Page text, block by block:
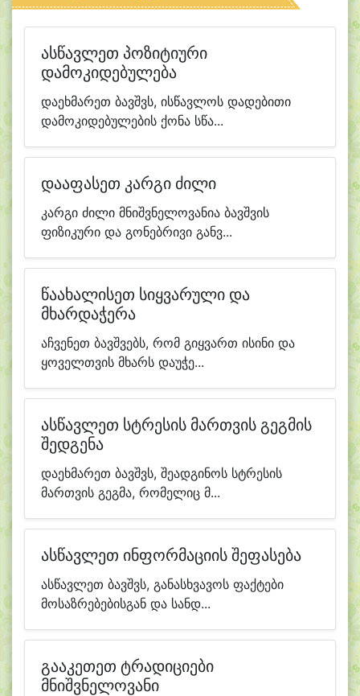
ასწავლეთ პოზიტიური
დამოკიდებულება
დაეხმარეთ ბავშვს, ისწავლოს დადებითი
დამოკიდებულების ქონა სწა...
დააფასეთ კარგი ძილი
კარგი ძილი მნიშვნელოვანია ბავშვის
ფიზიკური და გონებრივი განვ...
წაახალისეთ სიყვარული და
მხარდაჭერა
აჩვენეთ ბავშვებს, რომ გიყვართ ისინი და
ყოველთვის მხარს დაუჭე...
ასწავლეთ სტრესის მართვის გეგმის
შედგენა
დაეხმარეთ ბავშვს, შეადგინოს სტრესის
მართვის გეგმა, რომელიც მ...
ასწავლეთ ინფორმაციის შეფასება
ასწავლეთ ბავშვს, განასხვავოს ფაქტები
მოსაზრებებისგან და სანდ...
გააკეთეთ ტრადიციები
მნიშვნელოვანი